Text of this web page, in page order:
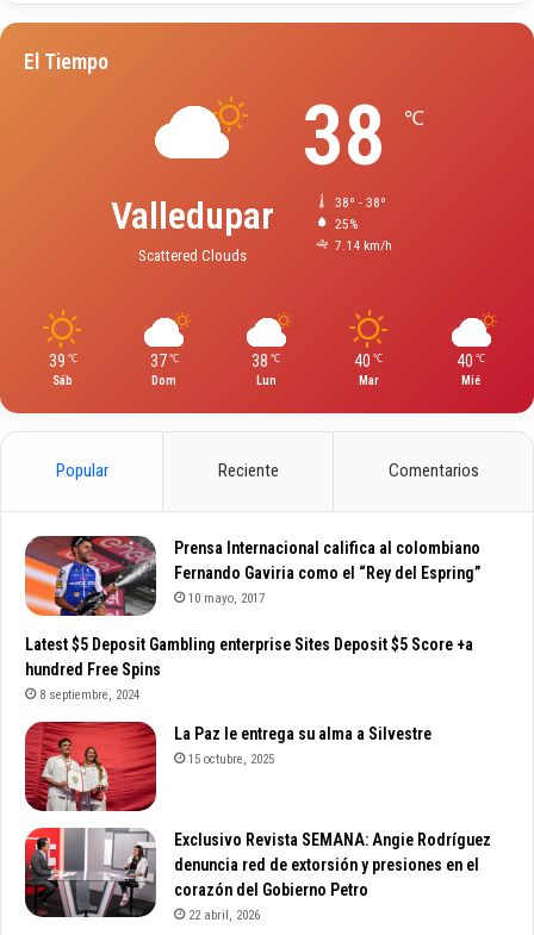
El Tiempo
Valledupar
Scattered Clouds
38 ℃
38º - 38º
25%
7.14 km/h
39 ℃
Sáb
37 ℃
Dom
38 ℃
Lun
40 ℃
Mar
40 ℃
Mié
Popular Reciente Comentarios
Prensa Internacional califica al colombiano
Fernando Gaviria como el “Rey del Espring”
10 mayo, 2017
Latest $5 Deposit Gambling enterprise Sites Deposit $5 Score +a
hundred Free Spins
8 septiembre, 2024
La Paz le entrega su alma a Silvestre
15 octubre, 2025
Exclusivo Revista SEMANA: Angie Rodríguez
denuncia red de extorsión y presiones en el
corazón del Gobierno Petro
22 abril, 2026